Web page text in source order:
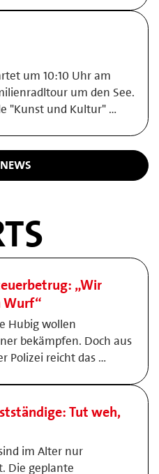
um 10:10 Uhr am
um den See.
"Kunst und Kultur" …
„Wir
Wurf“
Hubig wollen
bekämpfen. Doch aus
Polizei reicht das …
Tut weh,
im Alter nur
Die geplante